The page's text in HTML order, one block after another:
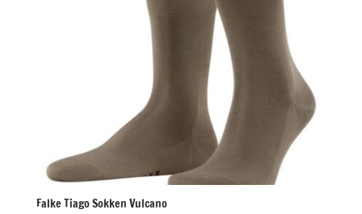
Falke Tiago Sokken Vulcano